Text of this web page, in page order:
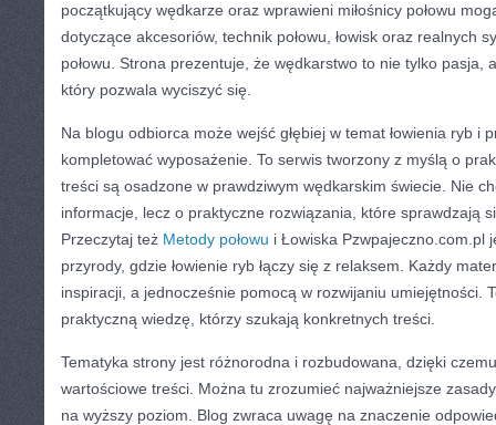
początkujący wędkarze oraz wprawieni miłośnicy połowu
dotyczące akcesoriów, technik połowu, łowisk oraz realnych
połowu. Strona prezentuje, że wędkarstwo to nie tylko pasja,
który pozwala wyciszyć się.
Na blogu odbiorca może wejść głębiej w temat łowienia ryb i
kompletować wyposażenie. To serwis tworzony z myślą o
treści są osadzone w prawdziwym wędkarskim świecie. Nie
informacje, lecz o praktyczne rozwiązania, które sprawdzają
Przeczytaj też Metody połowu i Łowiska Pzwpajeczno.com.pl
przyrody, gdzie łowienie ryb łączy się z relaksem. Każdy
inspiracji, a jednocześnie pomocą w rozwijaniu umiejętności.
praktyczną wiedzę, którzy szukają konkretnych treści.
Tematyka strony jest różnorodna i rozbudowana, dzięki
wartościowe treści. Można tu zrozumieć najważniejsze
na wyższy poziom. Blog zwraca uwagę na znaczenie